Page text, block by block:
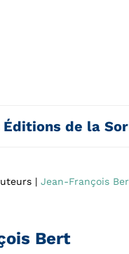
Éditions de la
Jean-François
Bert